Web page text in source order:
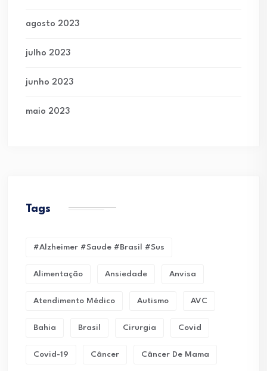
agosto 2023
julho 2023
junho 2023
maio 2023
Tags
#alzheimer #saude #brasil #sus
Alimentação Ansiedade Anvisa
Atendimento Médico Autismo AVC
Bahia Brasil Cirurgia Covid
Covid-19 Câncer Câncer De Mama